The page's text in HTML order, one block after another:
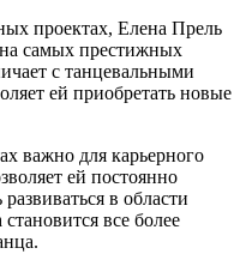
проектах, Елена Прель
самых престижных
с танцевальными
ей приобретать новые
важно для карьерного
ей постоянно
в области
все более